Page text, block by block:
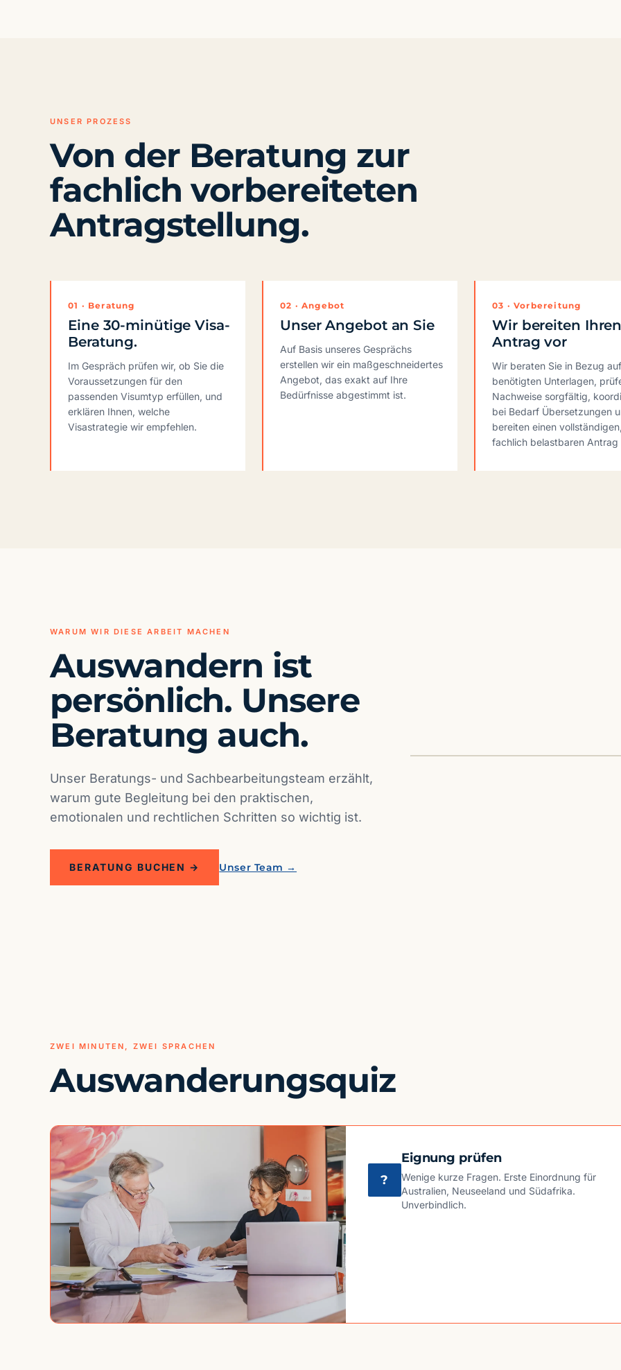
UNSER PROZESS
Von der Beratung zur
fachlich vorbereiteten
Antragstellung.
01 · Beratung
Eine 30-minütige Visa-
Beratung.
Im Gespräch prüfen wir, ob Sie die
Voraussetzungen für den
passenden Visumtyp erfüllen, und
erklären Ihnen, welche
Visastrategie wir empfehlen.
02 · Angebot
Unser Angebot an Sie
Auf Basis unseres Gesprächs
erstellen wir ein maßgeschneidertes
Angebot, das exakt auf Ihre
Bedürfnisse abgestimmt ist.
03 · Vorbereitung
Wir bereiten Ihren
Antrag vor
Wir beraten Sie in Bezug
benötigten Unterlagen,
Nachweise sorgfältig,
bei Bedarf Übersetzungen
bereiten einen vollständigen,
fachlich belastbaren Antrag
WARUM WIR DIESE ARBEIT MACHEN
Auswandern ist
persönlich. Unsere
Beratung auch.
Unser Beratungs- und Sachbearbeitungsteam erzählt,
warum gute Begleitung bei den praktischen,
emotionalen und rechtlichen Schritten so wichtig ist.
BERATUNG BUCHEN → Unser Team →
ZWEI MINUTEN, ZWEI SPRACHEN
Auswanderungsquiz
?
Eignung prüfen
Wenige kurze Fragen. Erste Einordnung für
Australien, Neuseeland und Südafrika.
Unverbindlich.